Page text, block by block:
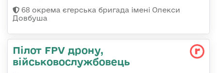
68 окрема єгерська бригада імені Олекси
Довбуша
Пілот FPV дрону,
військовослужбовець